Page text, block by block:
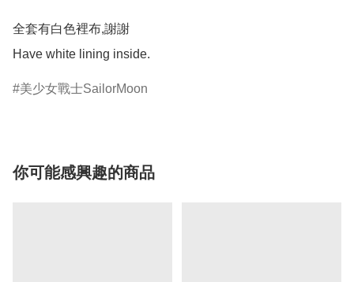
全套有白色裡布,謝謝
美少女戰士SailorMoon
你可能感興趣的商品